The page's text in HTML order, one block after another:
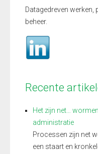
Datagedreven werken,
beheer.
Recente
Het zijn net…
administratie
Processen zijn net
een staart en